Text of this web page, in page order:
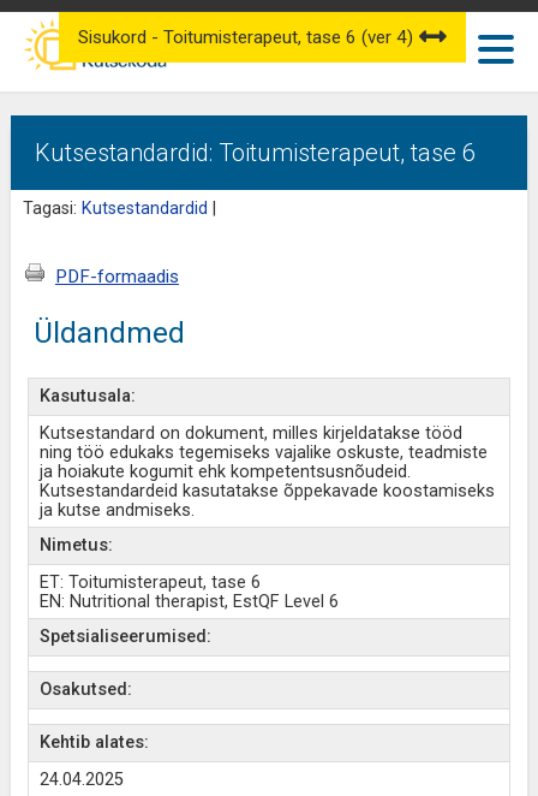
Kutsestandardid: Toitumisterapeut, tase 6
Tagasi: Kutsestandardid
Sisukord - Toitumisterapeut, tase 6 (ver 4)
PDF-formaadis
Üldandmed
Kasutusala:
Kutsestandard on dokument, milles kirjeldatakse tööd
ning töö edukaks tegemiseks vajalike oskuste, teadmiste
ja hoiakute kogumit ehk kompetentsusnõudeid.
Kutsestandardeid kasutatakse õppekavade koostamiseks
ja kutse andmiseks.
Nimetus:
ET: Toitumisterapeut, tase 6
EN: Nutritional therapist, EstQF Level 6
Spetsialiseerumised:
Osakutsed:
Kehtib alates:
24.04.2025